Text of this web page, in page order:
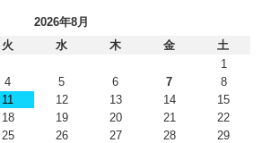
2026年8月
火 水 木 金
土
1
4 5 6 7
8
11 12 13 14
15
18 19 20 21
22
25 26 27 28
29